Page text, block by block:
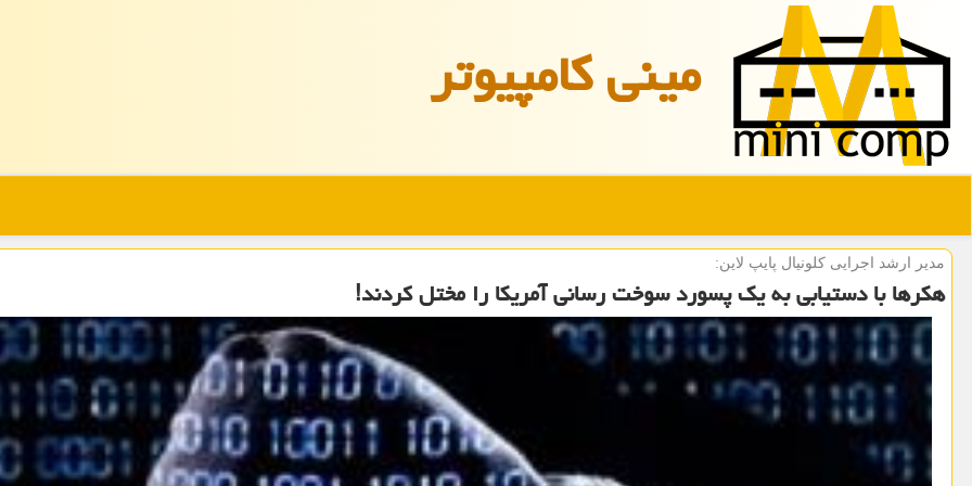
مینی كامپیوتر
مدیر ارشد اجرایی كلونیال پایپ لاین:
هكرها با دستیابی به یك پسورد سوخت رسانی آمریكا را مختل كردند!